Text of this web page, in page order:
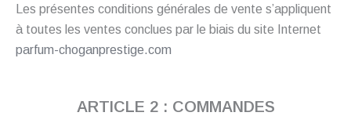
Les présentes conditions générales de vente s’appliquent
à toutes les ventes conclues par le biais du site Internet
parfum-choganprestige.com
ARTICLE 2 : COMMANDES